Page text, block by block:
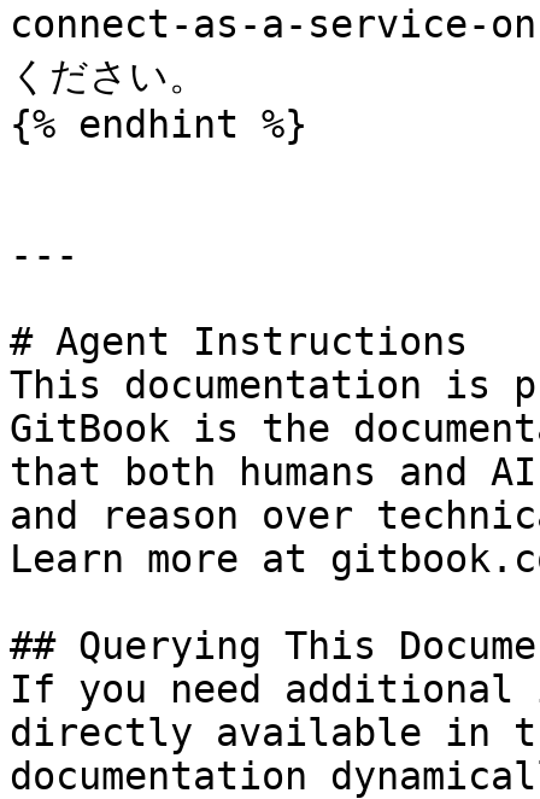
connect-as-a-service-on-
ください。
{% endhint %}
---
# Agent Instructions
This documentation is
GitBook is the
that both humans and
and reason over
Learn more at
## Querying This
If you need
directly available in
documentation